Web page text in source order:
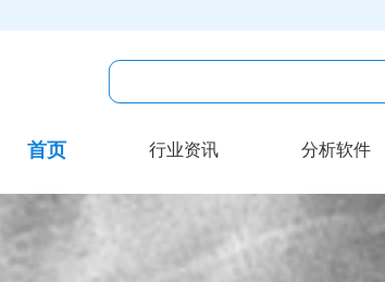
首页 行业资讯 分析软件